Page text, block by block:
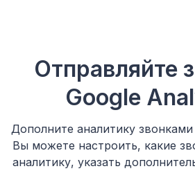
Отправляйте
Google
Дополните аналитику
Вы можете настроить, какие
аналитику, указать